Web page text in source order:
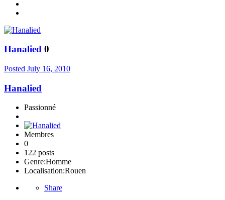
Hanalied 0
Posted July 16, 2010
Hanalied
Passionné
Membres
0
122 posts
Genre:Homme
Localisation:Rouen
Share